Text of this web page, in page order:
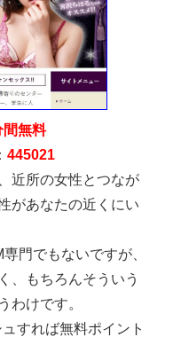
間無料
： 445021
近所の女性とつなが
があなたの近くにい
門でもないですが、
、もちろんそういう
わけです。
すれば無料ポイント